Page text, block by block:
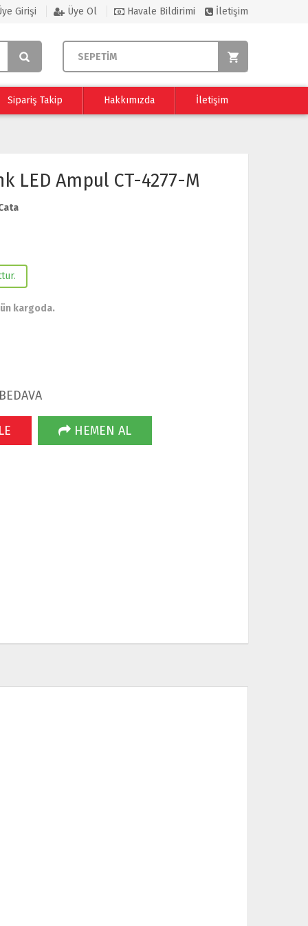
Girişi Üye Ol Havale Bildirimi İletişim
SEPETİM
Sipariş Takip Hakkımızda İletişim
LED Ampul CT-4277-M
kargoda.
HEMEN AL